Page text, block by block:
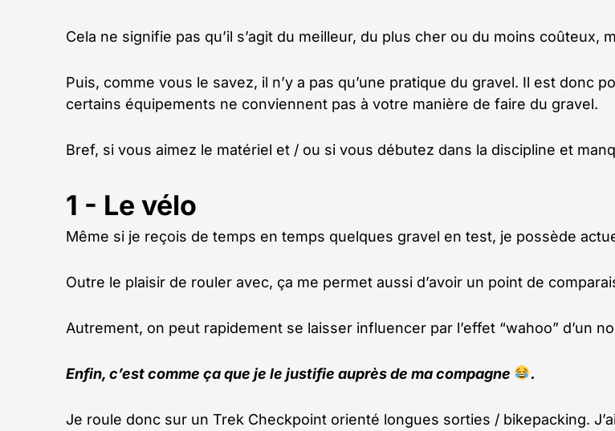
Cela ne signifie pas qu’il s’agit du meilleur, du plus cher ou du moins coûteux,
Puis, comme vous le savez, il n’y a pas qu’une pratique du gravel. Il est donc
certains équipements ne conviennent pas à votre manière de faire du gravel.
Bref, si vous aimez le matériel et / ou si vous débutez dans la discipline et
1 - Le vélo
Même si je reçois de temps en temps quelques gravel en test, je possède
Outre le plaisir de rouler avec, ça me permet aussi d’avoir un point de
Autrement, on peut rapidement se laisser influencer par l’effet “wahoo” d’un
Enfin, c’est comme ça que je le justifie auprès de ma compagne .
Je roule donc sur un Trek Checkpoint orienté longues sorties / bikepacking.